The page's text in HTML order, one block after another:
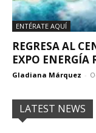
ENTÉRATE AQUÍ
REGRESA AL
EXPO ENERGÍA
Gladiana Márquez -
LATEST NEWS